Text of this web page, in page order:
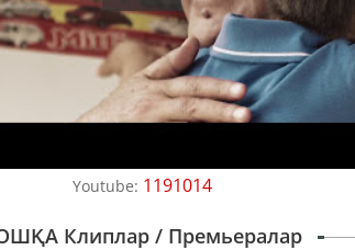
Youtube: 1191014
Клиплар / Премьералар